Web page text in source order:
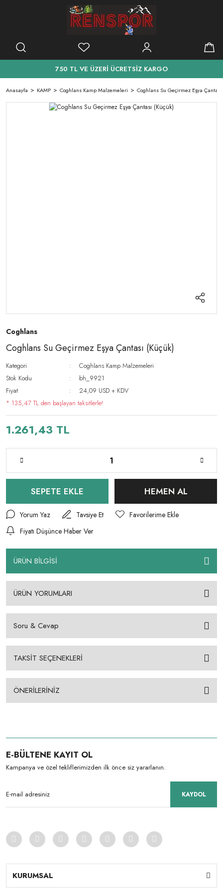
750 TL VE ÜZERİ ÜCRETSİZ KARGO
Anasayfa KAMP Coghlans Kamp Malzemeleri Coghlans Su Geçirmez Eşya
Coghlans
Coghlans Su Geçirmez Eşya Çantası (Küçük)
Kategori
Coghlans Kamp Malzemeleri
Stok Kodu
bh_9921
Fiyat
24,09 USD + KDV
* 135,47 TL den başlayan taksitlerle!
1.261,43 TL
SEPETE EKLE HEMEN AL
Yorum Yaz
Tavsiye Et
Fiyatı Düşünce Haber Ver
ÜRÜN BİLGİSİ
ÜRÜN YORUMLARI
Soru & Cevap
TAKSİT SEÇENEKLERİ
ÖNERİLERİNİZ
E-BÜLTENE KAYIT OL
Kampanya ve özel tekliflerimizden ilk önce siz yararlanın.
KAYDOL
KURUMSAL